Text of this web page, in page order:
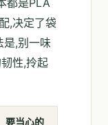
,决定了袋
是,别一味
性,拎起
要当心的